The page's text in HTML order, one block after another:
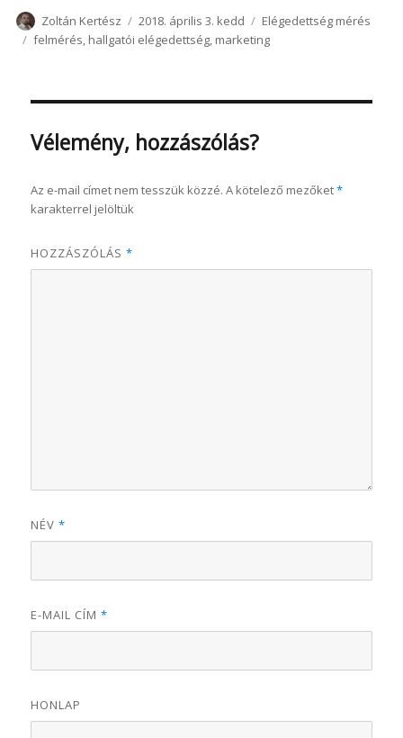
Szerző
Zoltán Kertész Közzétéve
2018. április 3. kedd Kategória
Elégedettség mérés
Címke
felmérés, hallgatói elégedettség, marketing
Vélemény, hozzászólás?
Az e-mail címet nem tesszük közzé. A kötelező mezőket*
karakterrel jelöltük
HOZZÁSZÓLÁS*
NÉV*
E-MAIL CÍM*
HONLAP